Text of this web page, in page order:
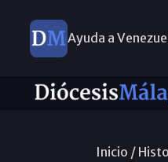
Ayuda a
Inicio /